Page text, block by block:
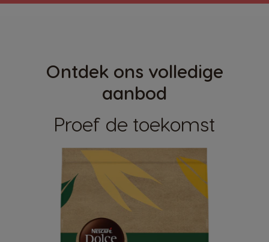
Ontdek ons volledige
aanbod
Proef de toekomst